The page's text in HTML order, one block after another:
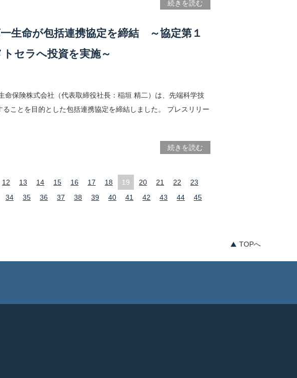
続きを読む
生命が包括連携協定を締結 ～協定第１
セラへ投資を実施～
保険株式会社（代表取締役社長：稲垣 精二）は、先端科学技
ことを目的とした包括連携協定を締結しました。 プレスリリー
続きを読む
12 13 14 15 16 17 18 19 20 21 22
23
34 35 36 37 38 39 40 41 42 43 44
45
TOPへ